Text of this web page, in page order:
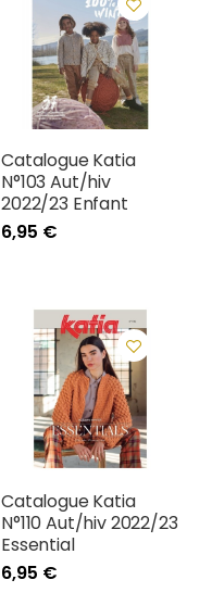
Catalogue Katia
N°103 Aut/hiv
2022/23 Enfant
6,95 €
Catalogue Katia
N°110 Aut/hiv 2022/23
Essential
6,95 €